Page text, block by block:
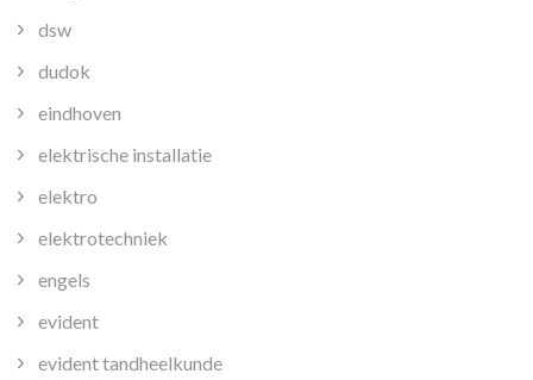
dsw
dudok
eindhoven
elektrische installatie
elektro
elektrotechniek
engels
evident
evident tandheelkunde